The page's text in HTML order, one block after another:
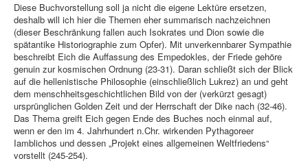
Diese Buchvorstellung soll ja nicht die eigene Lektüre ersetzen,
deshalb will ich hier die Themen eher summarisch nachzeichnen
(dieser Beschränkung fallen auch Isokrates und Dion sowie die
spätantike Historiographie zum Opfer). Mit unverkennbarer Sympathie
beschreibt Eich die Auffassung des Empedokles, der Friede gehöre
genuin zur kosmischen Ordnung (23-31). Daran schließt sich der Blick
auf die hellenistische Philosophie (einschließlich Lukrez) an und geht
dem menschheitsgeschichtlichen Bild von der (verkürzt gesagt)
ursprünglichen Golden Zeit und der Herrschaft der Dike nach (32-46).
Das Thema greift Eich gegen Ende des Buches noch einmal auf,
wenn er den im 4. Jahrhundert n.Chr. wirkenden Pythagoreer
Iamblichos und dessen „Projekt eines allgemeinen Weltfriedens“
vorstellt (245-254).